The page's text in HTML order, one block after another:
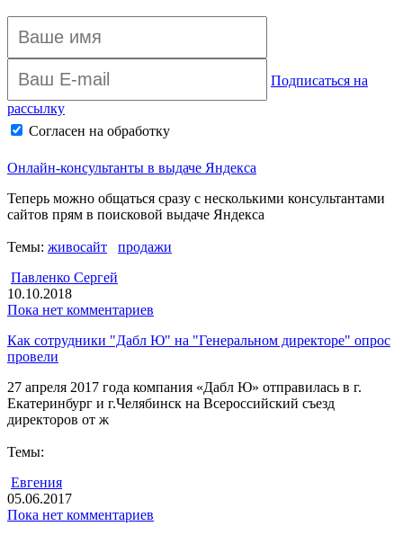
Подписаться на
рассылку
Согласен на обработку
Онлайн-консультанты в выдаче Яндекса
Теперь можно общаться сразу с несколькими консультантами
сайтов прям в поисковой выдаче Яндекса
Темы: живосайт
продажи
Павленко Сергей
10.10.2018
Пока нет комментариев
Как сотрудники "Дабл Ю" на "Генеральном директоре" опрос
провели
27 апреля 2017 года компания «Дабл Ю» отправилась в г.
Екатеринбург и г.Челябинск на Всероссийский съезд
директоров от ж
Темы:
Евгения
05.06.2017
Пока нет комментариев